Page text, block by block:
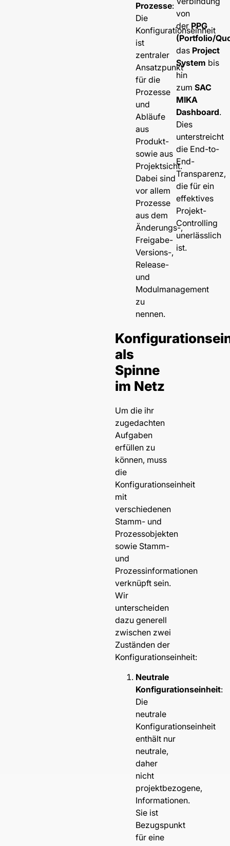
Prozesse:
Die
Konfigurationseinheit
ist
zentraler
Ansatzpunkt
für die
Prozesse
und
Abläufe
aus
Produkt-
sowie aus
Projektsicht.
Dabei sind
vor allem
Prozesse
aus dem
Änderungs-,
Freigabe-
Versions-,
Release-
und
Modulmanagement
zu
nennen.
als
Spinne
im Netz
Um die ihr
zugedachten
Aufgaben
erfüllen zu
können, muss
die
Konfigurationseinheit
mit
verschiedenen
Stamm- und
Prozessobjekten
sowie Stamm-
und
Prozessinformationen
verknüpft sein.
Wir
unterscheiden
dazu generell
zwischen zwei
Zuständen der
Konfigurationseinheit:
Neutrale
Konfigurationseinheit:
Die
neutrale
Konfigurationseinheit
enthält nur
neutrale,
daher
nicht
projektbezogene,
Informationen.
Sie ist
Bezugspunkt
für eine
von
der PPG
(Portfolio/
das Project
System bis
hin
zum SAC
MIKA
Dashboard.
Dies
unterstreicht
die End-to-
End-
Transparenz,
die für ein
effektives
Projekt-
Controlling
unerlässlich
ist.